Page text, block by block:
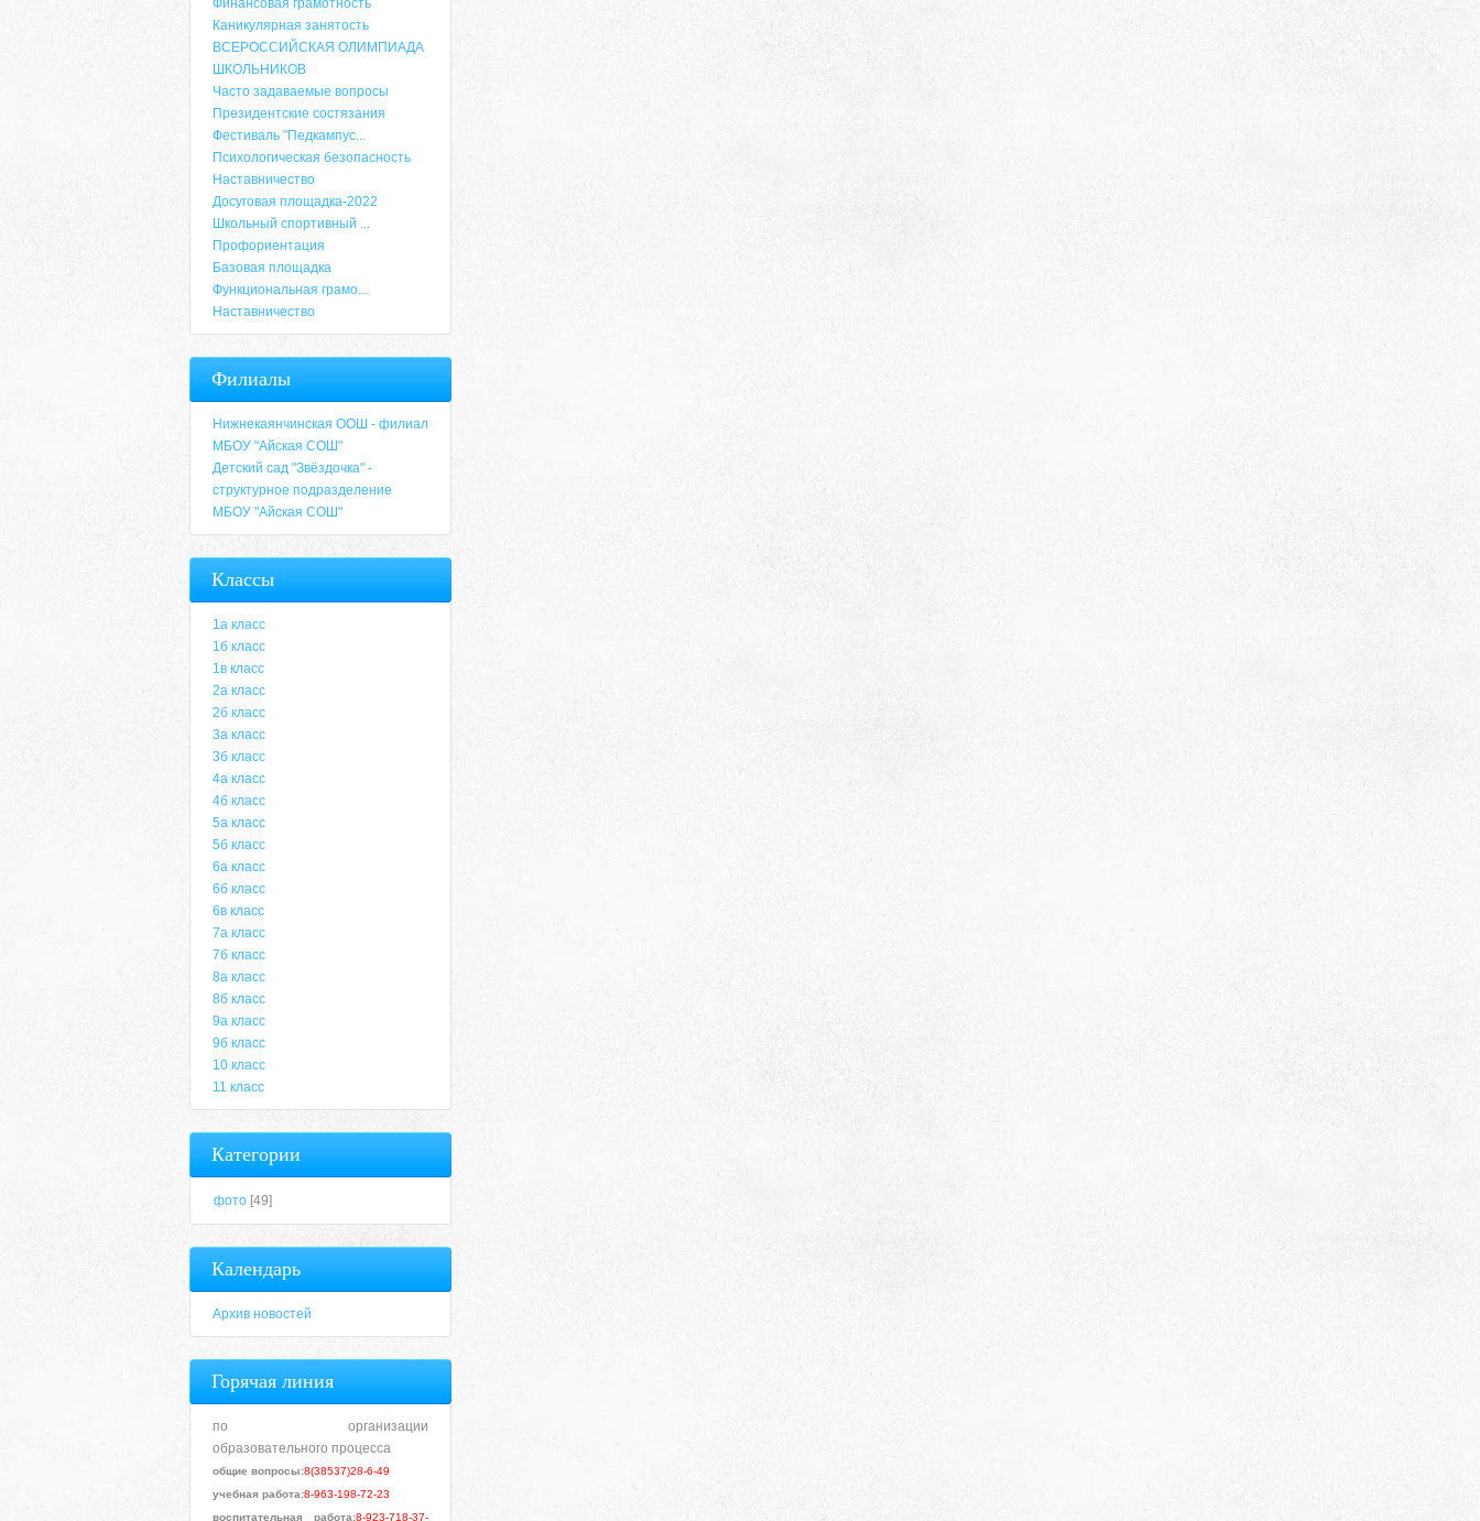
Адрес
Финансовая грамотность
Каникулярная занятость
ВСЕРОССИЙСКАЯ ОЛИМПИАДА
ШКОЛЬНИКОВ
Часто задаваемые вопросы
Президентские состязания
Фестиваль "Педкампус...
Психологическая безопасность
Наставничество
Досуговая площадка-2022
Школьный спортивный ...
Профориентация
Базовая площадка
Функциональная грамо...
Наставничество
Филиалы
Нижнекаянчинская ООШ - филиал
МБОУ "Айская СОШ"
Детский сад "Звёздочка" -
структурное подразделение
МБОУ "Айская СОШ"
Классы
1а класс
1б класс
1в класс
2а класс
2б класс
3а класс
3б класс
4а класс
4б класс
5а класс
5б класс
6а класс
6б класс
6в класс
7а класс
7б класс
8а класс
8б класс
9а класс
9б класс
10 класс
11 класс
Категории
фото [49]
Календарь
Архив новостей
Горячая линия
по организации
образовательного процесса
общие вопросы:8(38537)28-6-49
учебная работа:8-963-198-72-23
воспитательная работа:8-923-718-37-